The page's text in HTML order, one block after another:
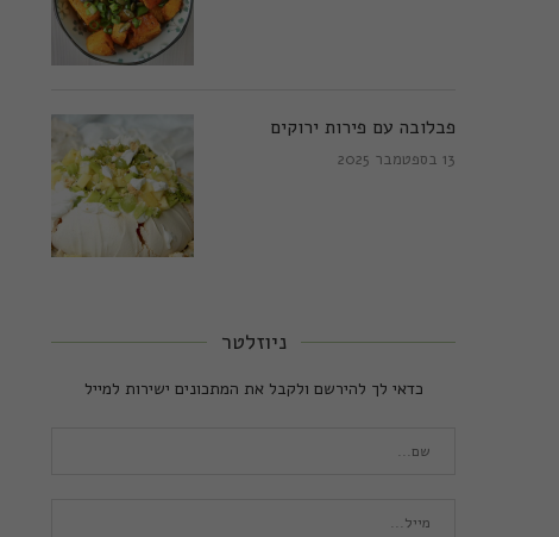
פבלובה עם פירות ירוקים
13 בספטמבר 2025
ניוזלטר
כדאי לך להירשם ולקבל את המתכונים ישירות למייל